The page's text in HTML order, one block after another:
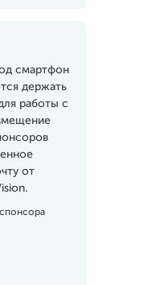
смартфон
держать
работы с
от
спонсора